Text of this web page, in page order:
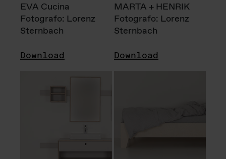
EVA Cucina
Fotografo: Lorenz
Sternbach
Download
MARTA + HENRIK
Fotografo: Lorenz
Sternbach
Download